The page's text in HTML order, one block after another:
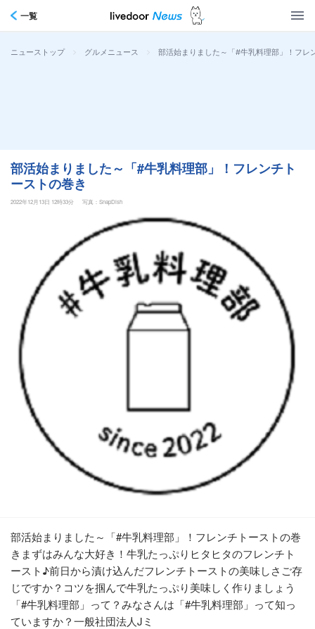
一覧
ニューストップ > グルメニュース > 部活始まりました～「#牛乳料理部」！フレ
部活始まりました～「#牛乳料理部」！フレンチト
ーストの巻き
2022年12月13日 12時33分 写真：SnapDish
部活始まりました～「#牛乳料理部」！フレンチトーストの巻
きまずはみんな大好き！牛乳たっぷりヒタヒタのフレンチト
ースト♪前日から漬け込んだフレンチトーストの美味しさご存
じですか？コツを掴んで牛乳たっぷり美味しく作りましょう
「#牛乳料理部」って？みなさんは「#牛乳料理部」って知っ
ていますか？一般社団法人Jミ